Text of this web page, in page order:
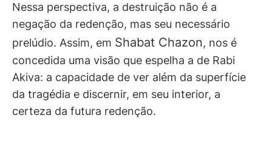
Nessa perspectiva, a destruição não é a
negação da redenção, mas seu necessário
prelúdio. Assim, em Shabat Chazon, nos é
concedida uma visão que espelha a de Rabi
Akiva: a capacidade de ver além da superfície
da tragédia e discernir, em seu interior, a
certeza da futura redenção.